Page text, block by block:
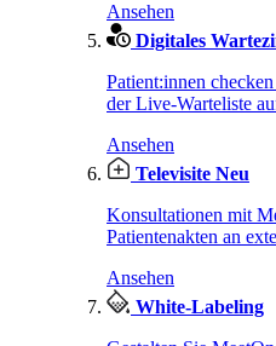
Ansehen
Digitales
Patient:innen
der Live-Warteliste
Ansehen
Televisite Neu
Konsultationen mit
Patientenakten an
Ansehen
White-Labeling